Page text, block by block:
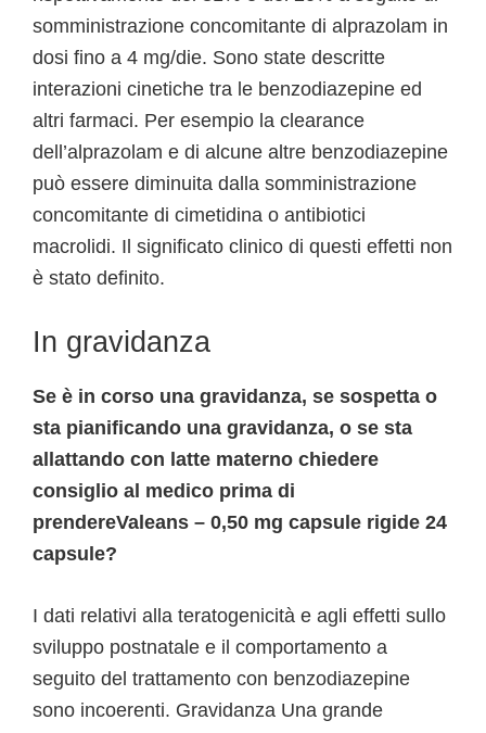
somministrazione concomitante di alprazolam in
dosi fino a 4 mg/die. Sono state descritte
interazioni cinetiche tra le benzodiazepine ed
altri farmaci. Per esempio la clearance
dell’alprazolam e di alcune altre benzodiazepine
può essere diminuita dalla somministrazione
concomitante di cimetidina o antibiotici
macrolidi. Il significato clinico di questi effetti non
è stato definito.
In gravidanza
Se è in corso una gravidanza, se sospetta o
sta pianificando una gravidanza, o se sta
allattando con latte materno chiedere
consiglio al medico prima di
prendereValeans – 0,50 mg capsule rigide 24
capsule?
I dati relativi alla teratogenicità e agli effetti sullo
sviluppo postnatale e il comportamento a
seguito del trattamento con benzodiazepine
sono incoerenti. Gravidanza Una grande